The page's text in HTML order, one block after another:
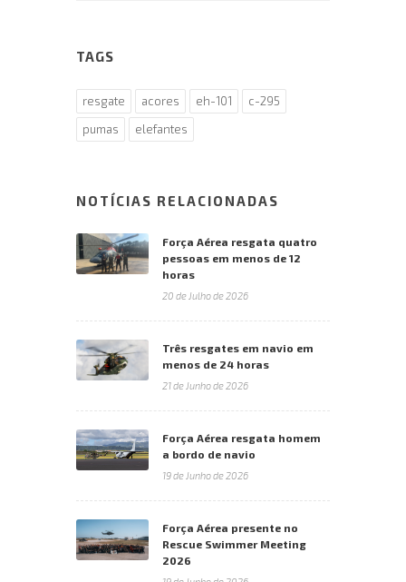
TAGS
resgate acores eh-101
c-295
pumas
elefantes
NOTÍCIAS RELACIONADAS
Força Aérea resgata quatro
pessoas em menos de 12
horas
20 de Julho de 2026
Três resgates em navio em
menos de 24 horas
21 de Junho de 2026
Força Aérea resgata homem
a bordo de navio
19 de Junho de 2026
Força Aérea presente no
Rescue Swimmer Meeting
2026